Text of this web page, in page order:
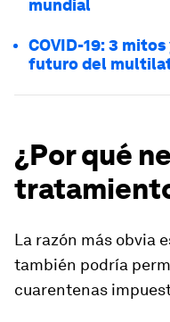
mundial
COVID-19: 3
futuro del
¿Por qué
La razón más obvia
también podría
cuarentenas